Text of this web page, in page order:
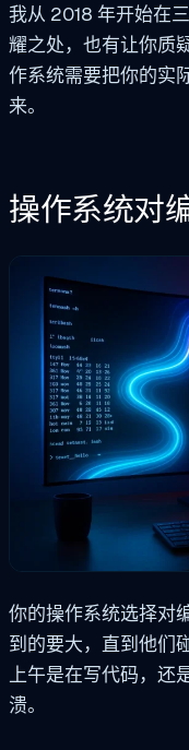
我从 2018 年开始在
耀之处，也有让你质
作系统需要把你的实
来。
操作系统对
你的操作系统选择对
到的要大，直到他们
上午是在写代码，还
溃。